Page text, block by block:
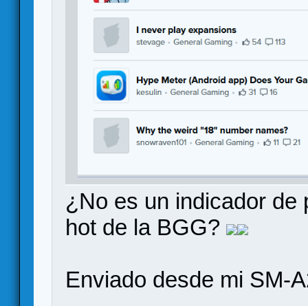
¿No es un indicador de
hot de la BGG?
Enviado desde mi SM-